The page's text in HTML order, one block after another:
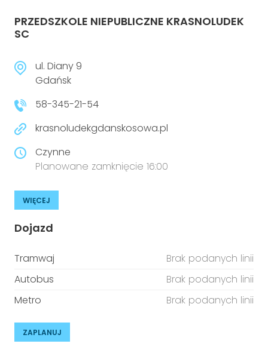
PRZEDSZKOLE NIEPUBLICZNE KRASNOLUDEK
SC
ul. Diany 9
Gdańsk
58-345-21-54
krasnoludekgdanskosowa.pl
Czynne
Planowane zamknięcie 16:00
WIĘCEJ
Dojazd
Tramwaj
Brak podanych linii
Autobus
Brak podanych linii
Metro
Brak podanych linii
ZAPLANUJ